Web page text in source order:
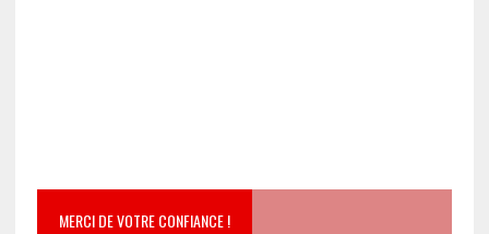
MERCI DE VOTRE CONFIANCE !